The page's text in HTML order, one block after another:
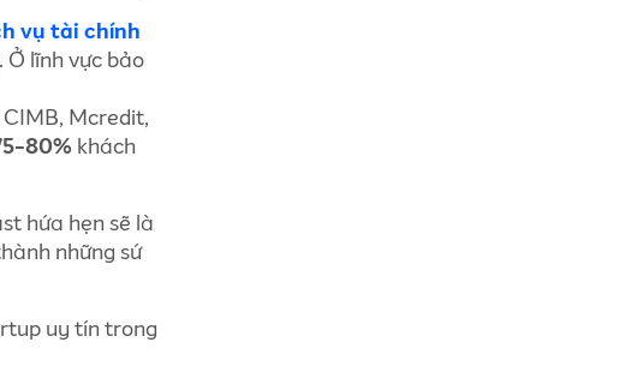
vụ tài chính
. Ở lĩnh vực bảo
Mcredit,
80% khách
hứa hẹn sẽ là
những sứ
uy tín trong